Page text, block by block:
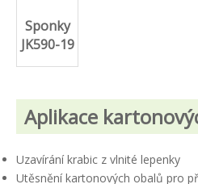
Sponky
JK590-19
Aplikace
Uzavírání krabic z vlnité lepenky
Utěsnění kartonových obalů pro